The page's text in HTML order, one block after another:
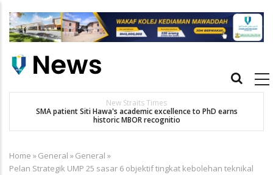
main
Main
New Straits Times
SMA patient Siti Hawa's academic excellence to PhD earns
historic MBOR recognitio
Breadcrumb
Home »General »General »
Pelan Strategik UMP 25 sasar 6 objektif tingkat kebolehan teknikal